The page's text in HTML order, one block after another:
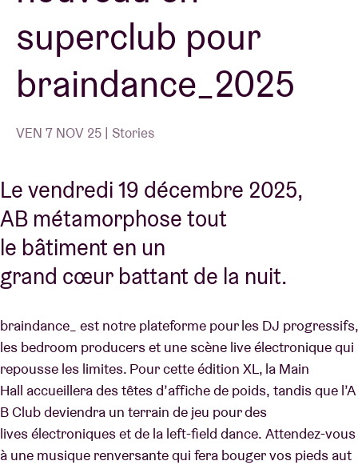
Chèque-concert
À propos de l'AB
Contact
superclub pour
braindance_2025
VEN 7 NOV 25 | Stories
Le vendredi 19 décembre 2025,
AB métamorphose tout
le bâtiment en un
grand cœur battant de la nuit.
braindance_ est notre plateforme pour les DJ progressifs,
les bedroom producers et une scène live électronique qui
repousse les limites. Pour cette édition XL, la Main
Hall accueillera des têtes d’affiche de poids, tandis que l’A
B Club deviendra un terrain de jeu pour des
lives électroniques et de la left-field dance. Attendez-vous
à une musique renversante qui fera bouger vos pieds aut